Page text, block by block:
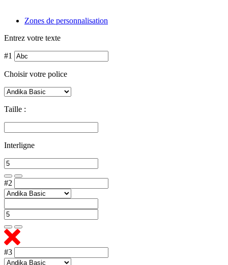
Zones de personnalisation
Entrez votre texte
#1
Choisir votre police
Taille :
Interligne
#2
#3